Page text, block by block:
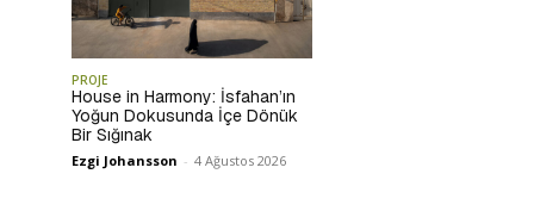
PROJE
House in Harmony: İsfahan’ın
Yoğun Dokusunda İçe Dönük
Bir Sığınak
Ezgi Johansson - 4 Ağustos 2026